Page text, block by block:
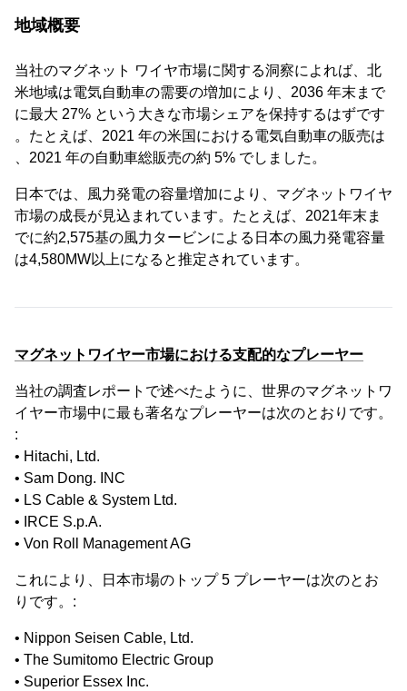
地域概要
当社のマグネット ワイヤ市場に関する洞察によれば、北
米地域は電気自動車の需要の増加により、2036 年末まで
に最大 27% という大きな市場シェアを保持するはずです
。たとえば、2021 年の米国における電気自動車の販売は
、2021 年の自動車総販売の約 5% でしました。
日本では、風力発電の容量増加により、マグネットワイヤ
市場の成長が見込まれています。たとえば、2021年末ま
でに約2,575基の風力タービンによる日本の風力発電容量
は4,580MW以上になると推定されています。
マグネットワイヤー市場における支配的なプレーヤー
当社の調査レポートで述べたように、世界のマグネットワ
イヤー市場中に最も著名なプレーヤーは次のとおりです。
:
• Hitachi, Ltd.
• Sam Dong. INC
• LS Cable & System Ltd.
• IRCE S.p.A.
• Von Roll Management AG
これにより、日本市場のトップ 5 プレーヤーは次のとお
りです。:
• Nippon Seisen Cable, Ltd.
• The Sumitomo Electric Group
• Superior Essex Inc.